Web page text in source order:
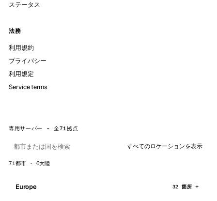
ステータス
法務
利用規約
プライバシー
利用規定
Service terms
専用サーバー - 全71拠点
すべてのロケーションを表示
71都市 · 6大陸
Europe 32 箇所